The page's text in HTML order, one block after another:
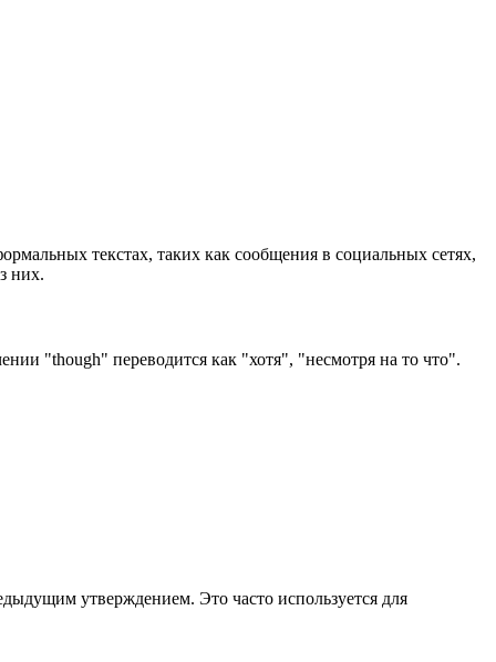
текстах, таких как сообщения в социальных сетях,
них.
"though" переводится как "хотя", "несмотря на то что".
утверждением. Это часто используется для